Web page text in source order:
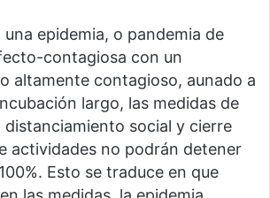
una epidemia, o pandemia de
contagiosa con un
altamente contagioso, aunado a
largo, las medidas de
social y cierre
actividades no podrán detener
Esto se traduce en que